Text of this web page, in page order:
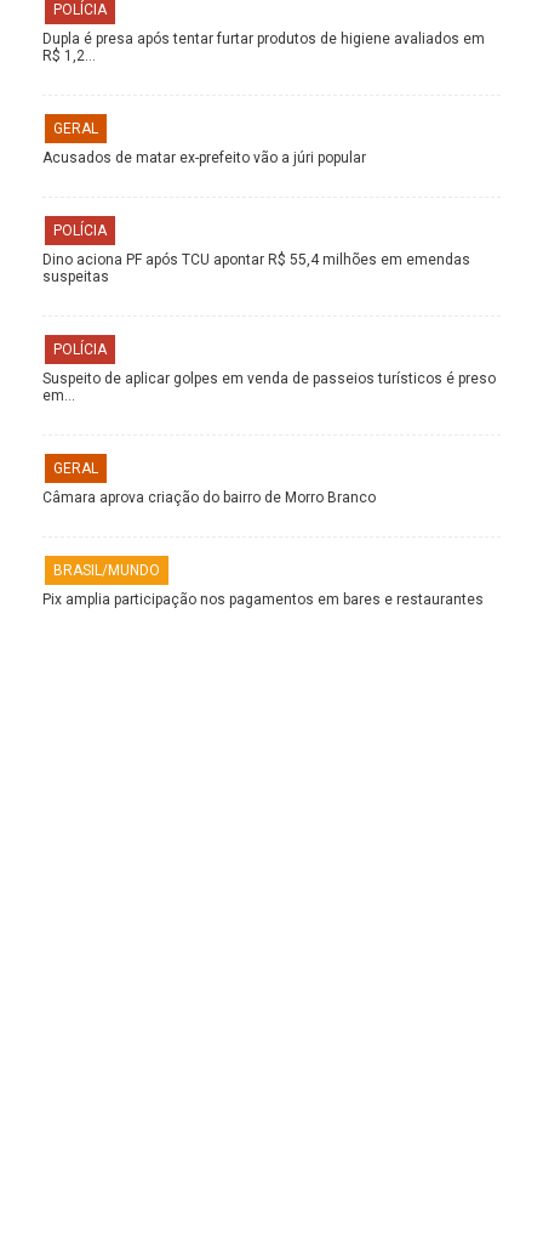
POLÍCIA
Dupla é presa após tentar furtar produtos de higiene avaliados em
R$ 1,2…
GERAL
Acusados de matar ex-prefeito vão a júri popular
POLÍCIA
Dino aciona PF após TCU apontar R$ 55,4 milhões em emendas
suspeitas
POLÍCIA
Suspeito de aplicar golpes em venda de passeios turísticos é preso
em…
GERAL
Câmara aprova criação do bairro de Morro Branco
BRASIL/MUNDO
Pix amplia participação nos pagamentos em bares e restaurantes